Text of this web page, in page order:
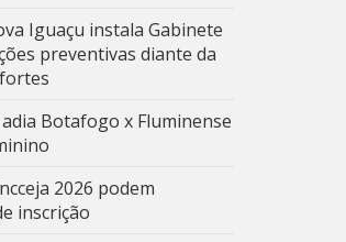
Iguaçu instala Gabinete
preventivas diante da
Botafogo x Fluminense
2026 podem
inscrição